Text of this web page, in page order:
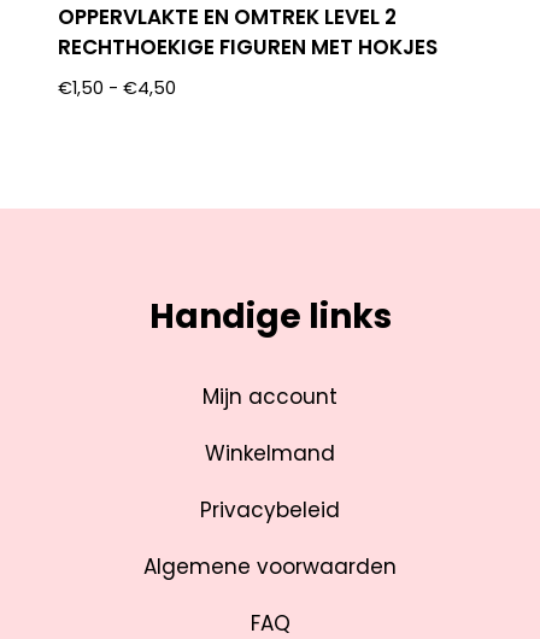
OPPERVLAKTE EN OMTREK LEVEL 2
RECHTHOEKIGE FIGUREN MET HOKJES
€1,50 - €4,50
Handige links
Mijn account
Winkelmand
Privacybeleid
Algemene voorwaarden
FAQ